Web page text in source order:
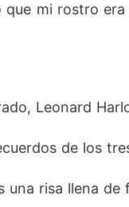
mi rostro
Leonard
de los
risa llena de